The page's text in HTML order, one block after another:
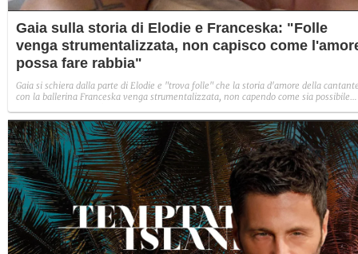
Gaia sulla storia di Elodie e Franceska: "Folle
venga strumentalizzata, non capisco come
possa fare rabbia"
Gaia si schiera dalla parte di Elodie e "trova folle" che la storia d'amore della
con la ballerina Franceska venga strumentalizzata, non capendo come sia possibile